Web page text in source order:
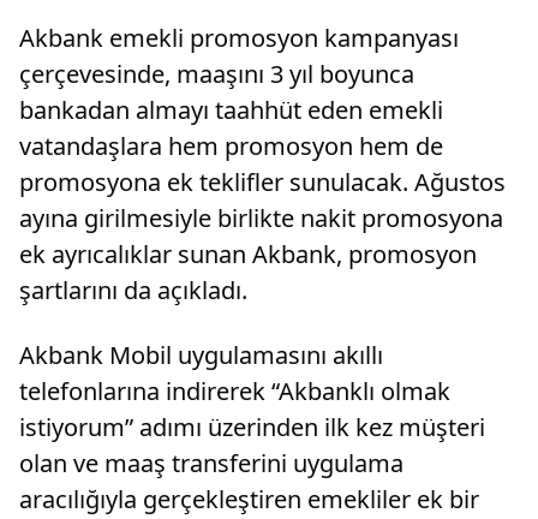
Akbank emekli promosyon kampanyası
çerçevesinde, maaşını 3 yıl boyunca
bankadan almayı taahhüt eden emekli
vatandaşlara hem promosyon hem de
promosyona ek teklifler sunulacak. Ağustos
ayına girilmesiyle birlikte nakit promosyona
ek ayrıcalıklar sunan Akbank, promosyon
şartlarını da açıkladı.
Akbank Mobil uygulamasını akıllı
telefonlarına indirerek “Akbanklı olmak
istiyorum” adımı üzerinden ilk kez müşteri
olan ve maaş transferini uygulama
aracılığıyla gerçekleştiren emekliler ek bir